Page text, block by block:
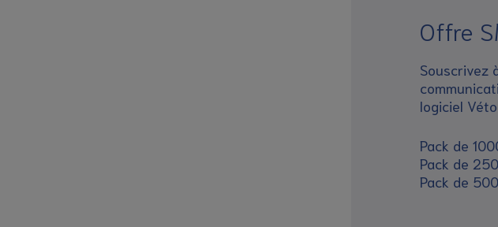
Offre
Souscrivez
logiciel
Pack de
Pack de
Pack de